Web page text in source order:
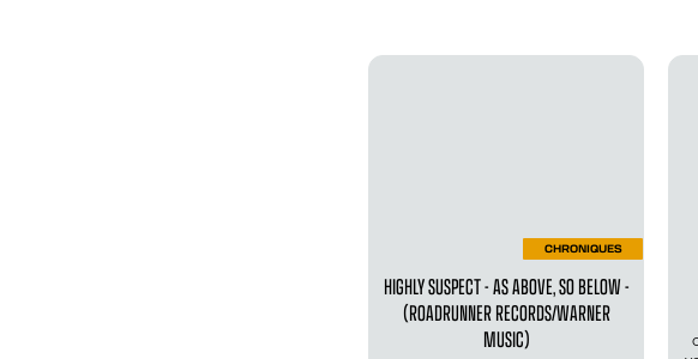
CHRONIQUES
HIGHLY SUSPECT - AS ABOVE, SO BELOW -
(ROADRUNNER RECORDS/WARNER
MUSIC)